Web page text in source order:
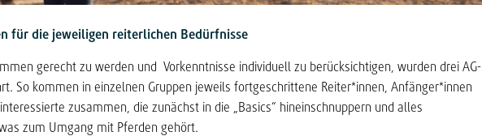
für die jeweiligen reiterlichen Bedürfnisse
gerecht zu werden und Vorkenntnisse individuell zu berücksichtigen, wurden drei AG-
So kommen in einzelnen Gruppen jeweils fortgeschrittene Reiter*innen, Anfänger*innen
zusammen, die zunächst in die „Basics“ hineinschnuppern und alles
zum Umgang mit Pferden gehört.